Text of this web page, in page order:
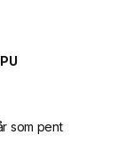
som pent